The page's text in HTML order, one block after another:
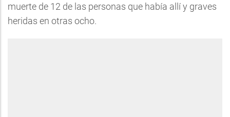
muerte de 12 de las personas que había allí y graves
heridas en otras ocho.